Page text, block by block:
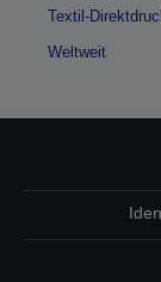
Textil-
Weltweit